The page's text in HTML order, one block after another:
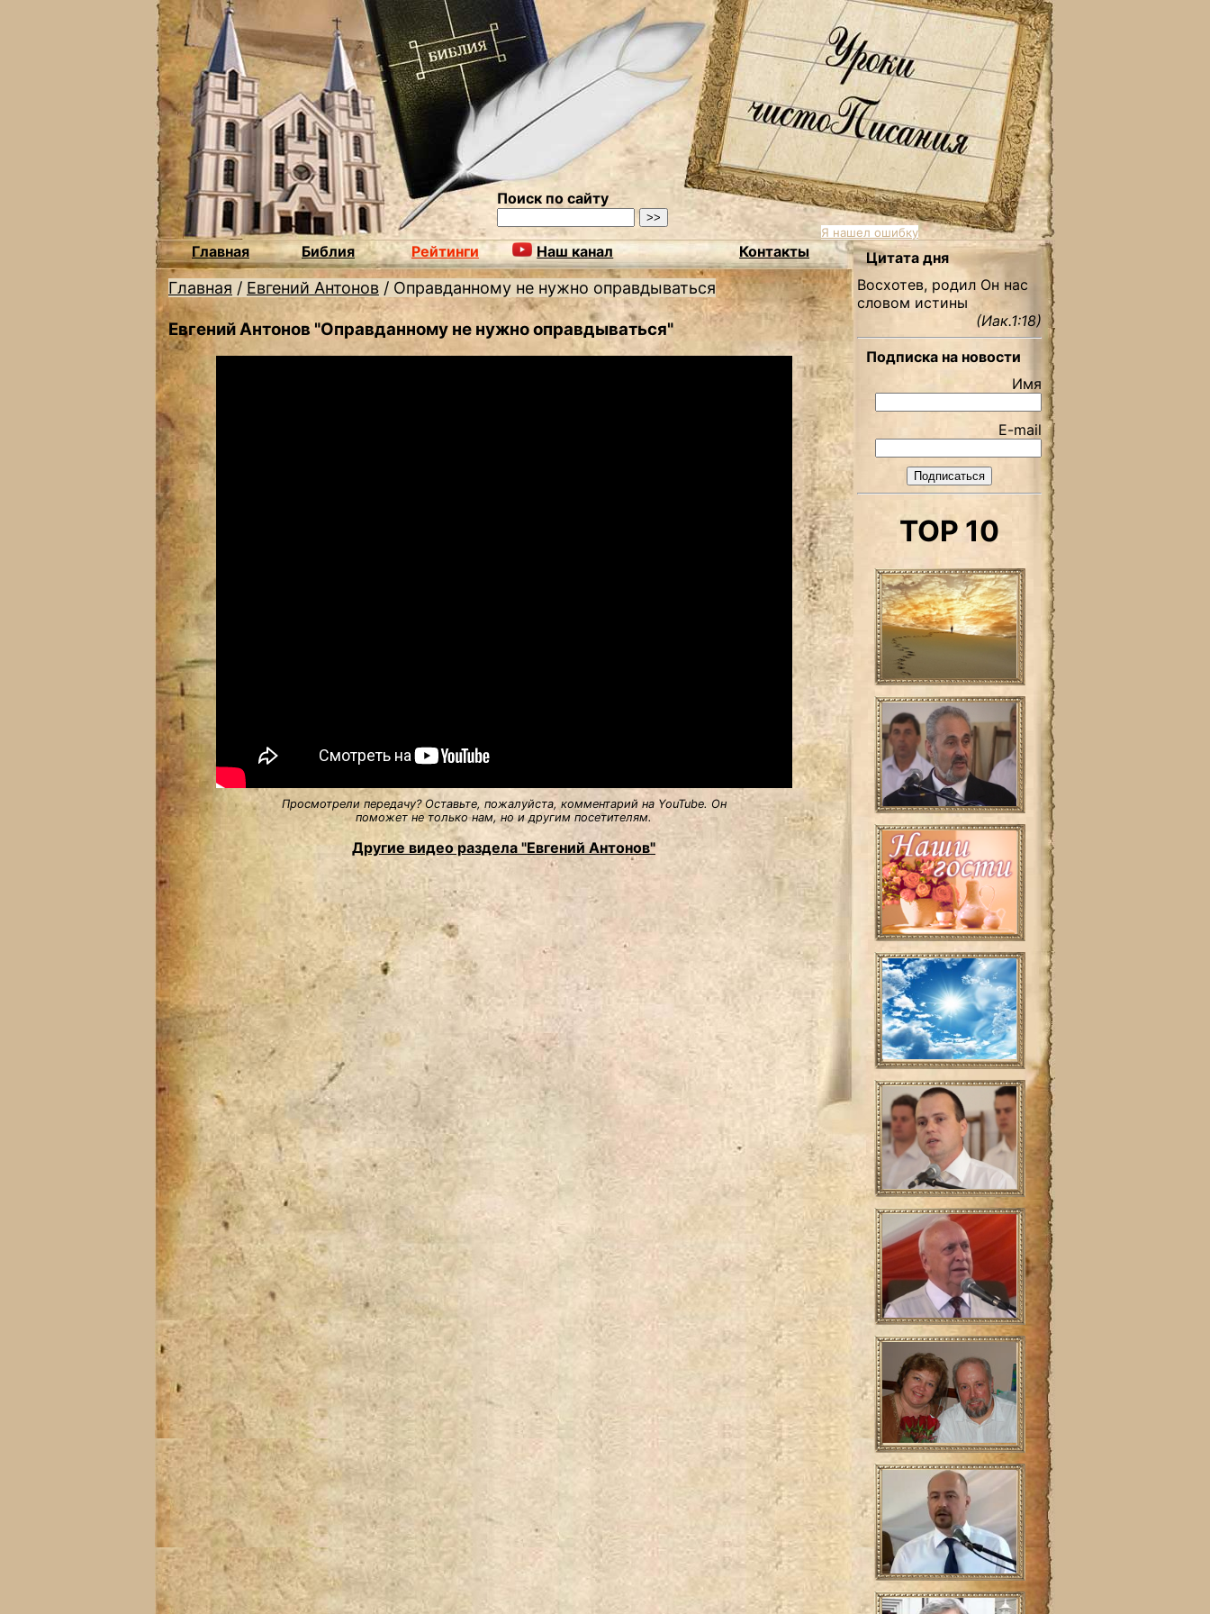
Поиск по сайту
Я нашел ошибку
Главная Библия Рейтинги Наш канал Контакты
Главная / Евгений Антонов / Оправданному не нужно оправдываться
Евгений Антонов "Оправданному не нужно оправдываться"
Просмотрели передачу? Оставьте, пожалуйста, комментарий на YouTube. Он
поможет не только нам, но и другим посетителям.
Другие видео раздела "Евгений Антонов"
Цитата дня
Восхотев, родил Он нас
словом истины
(Иак.1:18)
Подписка на новости
Имя
E-mail
TOP 10